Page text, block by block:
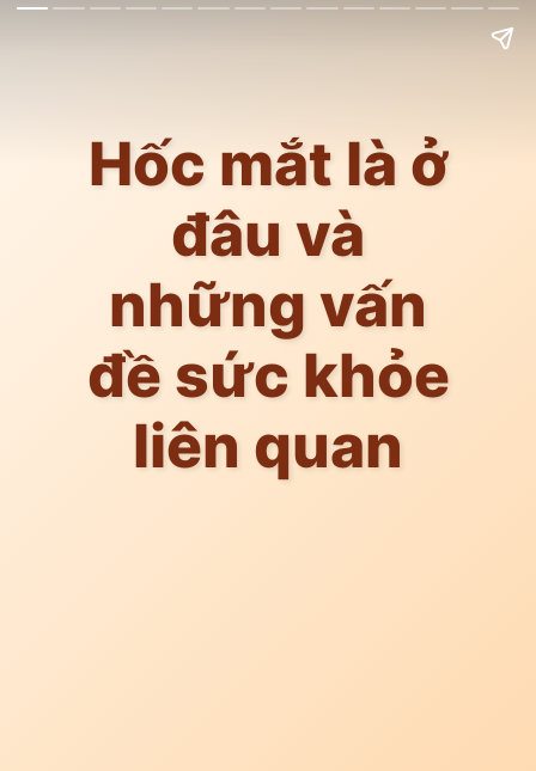
Hốc mắt là ở
đâu và
những vấn
đề sức khỏe
liên quan